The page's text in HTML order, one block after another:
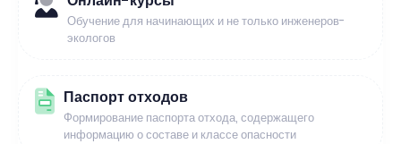
Обучение для начинающих и не только инженеров-
экологов
Паспорт отходов
Формирование паспорта отхода, содержащего
информацию о составе и классе опасности